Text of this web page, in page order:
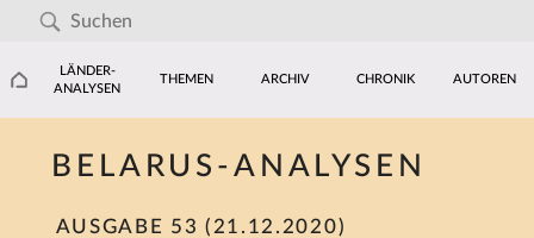
LÄNDER-
ANALYSEN
THEMEN ARCHIV CHRONIK AUTOREN
BELARUS-ANALYSEN
AUSGABE 53 (21.12.2020)